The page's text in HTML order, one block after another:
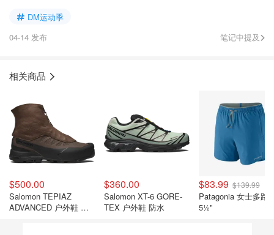
DM运动季
04-14 发布
笔记中提及
相关商品
$500.00
Salomon TEPIAZ
ADVANCED 户外鞋 新
$360.00
Salomon XT-6 GORE-
TEX 户外鞋 防水
$83.99 $139.99
Patagonia 女士多路
5½"